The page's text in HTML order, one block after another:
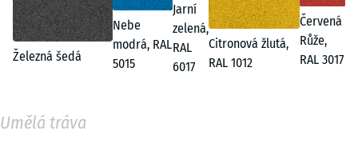
Železná šedá
Nebe
modrá, RAL
5015
Jarní
zelená,
RAL
6017
Citronová žlutá,
RAL 1012
Červená
Růže,
RAL 3017
Umělá tráva